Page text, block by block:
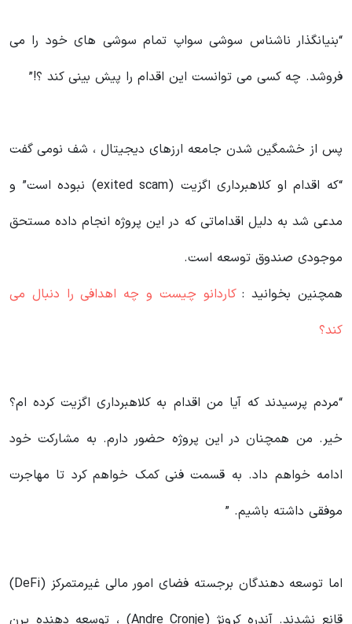
“بنیانگذار ناشناس سوشی سواپ تمام سوشی های خود را می
فروشد. چه کسی می توانست این اقدام را پیش بینی کند ؟!”
پس از خشمگین شدن جامعه ارزهای دیجیتال ، شف نومی گفت
“که اقدام او کلاهبرداری اگزیت (exited scam) نبوده است” و
مدعی شد به دلیل اقداماتی که در این پروژه انجام داده مستحق
موجودی صندوق توسعه است.
همچنین بخوانید :کاردانو چیست و چه اهدافی را دنبال می
کند؟
“مردم پرسیدند که آیا من اقدام به کلاهبرداری اگزیت کرده ام؟
خیر. من همچنان در این پروژه حضور دارم. به مشارکت خود
ادامه خواهم داد. به قسمت فنی کمک خواهم کرد تا مهاجرت
موفقی داشته باشیم. ”
اما توسعه دهندگان برجسته فضای امور مالی غیرمتمرکز (DeFi)
قانع نشدند. آندره کرونژ (Andre Cronje) ، توسعه دهنده یرن